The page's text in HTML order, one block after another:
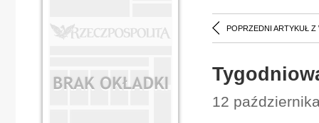
POPRZEDNI ARTYKUŁ Z
12